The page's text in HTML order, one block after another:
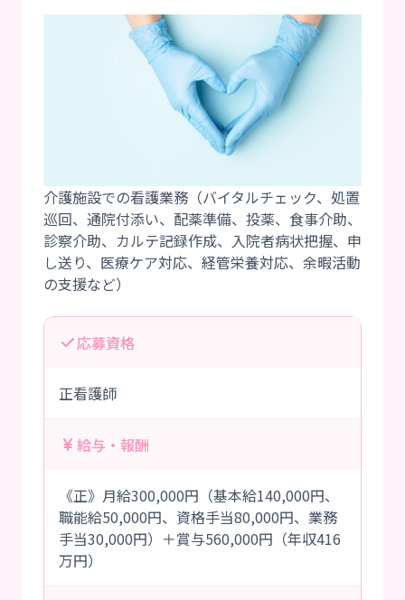
介護施設での看護業務（バイタルチェック、処置
巡回、通院付添い、配薬準備、投薬、食事介助、
診察介助、カルテ記録作成、入院者病状把握、申
し送り、医療ケア対応、経管栄養対応、余暇活動
応募資格
正看護師
給与・報酬
《正》月給300,000円（基本給140,000円、
職能給50,000円、資格手当80,000円、業務
手当30,000円）＋賞与560,000円（年収416
万円）